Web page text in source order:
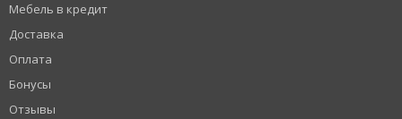
Мебель в кредит
Доставка
Оплата
Бонусы
Отзывы